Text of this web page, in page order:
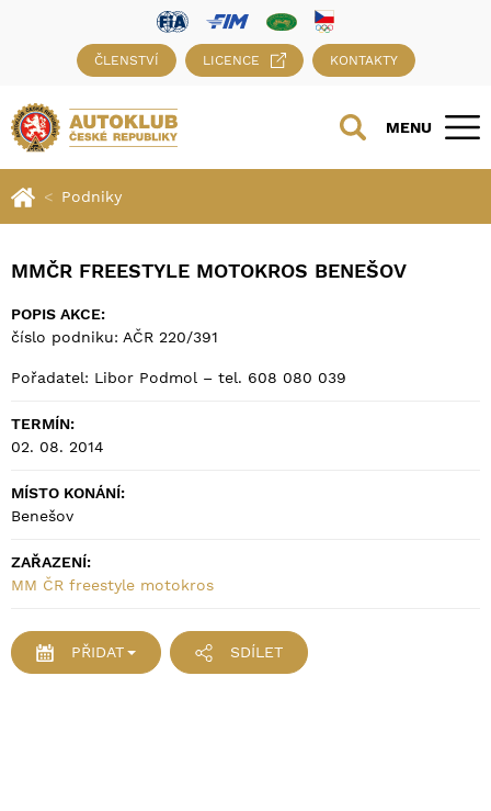
ČLENSTVÍ LICENCE KONTAKTY
MENU
Podniky
MMČR FREESTYLE MOTOKROS BENEŠOV
POPIS AKCE:
číslo podniku: AČR 220/391
Pořadatel: Libor Podmol – tel. 608 080 039
TERMÍN:
02. 08. 2014
MÍSTO KONÁNÍ:
Benešov
ZAŘAZENÍ:
MM ČR freestyle motokros
PŘIDAT SDÍLET